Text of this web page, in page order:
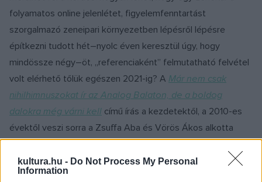
kultura.hu - Do Not Process My Personal
Information
folyamatos online jelenlétet, figyelemfenntartást
szorgalmazó zeneipari környezetben lépésről lépésre
építkezni tudott hét–nyolc éven keresztül úgy, hogy
mindössze négy–öt, „referenciaként” felmutatható felvétel
volt elérhető tőlük egészen 2021-ig? A Már nem csak
nihilhimnuszokat ír az Analog Balaton, de a boldog
dalokra még várni kell című írás a kezdetektől, a 2010-es
évektől veszi sorra a Zsuffa Aba és Vörös Ákos alkotta
formáció fejlődéstörténetét.
Hogyan lett az